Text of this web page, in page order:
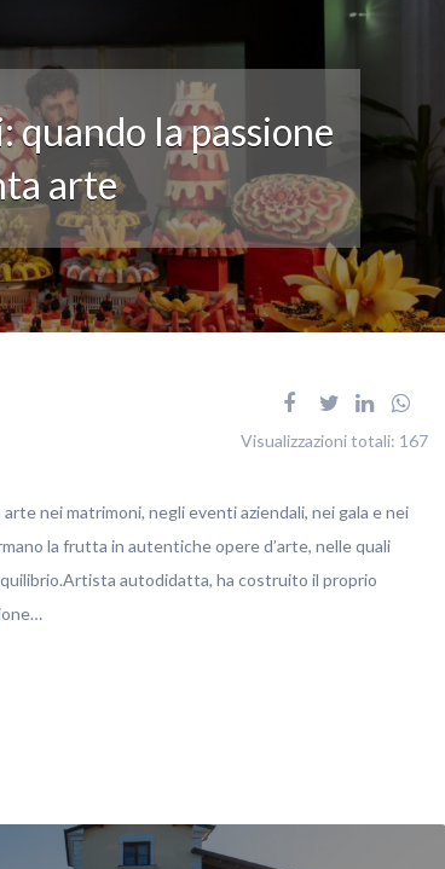
quando la passione
arte
Visualizzazioni totali: 167
nei matrimoni, negli eventi aziendali, nei gala e nei
la frutta in autentiche opere d’arte, nelle quali
autodidatta, ha costruito il proprio